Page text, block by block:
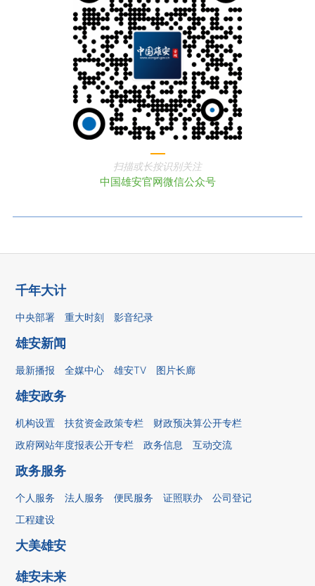
扫描或长按识别关注
中国雄安官网微信公众号
千年大计
中央部署 重大时刻 影音纪录
雄安新闻
最新播报 全媒中心 雄安TV 图片长廊
雄安政务
机构设置 扶贫资金政策专栏
财政预决算公开专栏
政府网站年度报表公开专栏
政务信息 互动交流
政务服务
个人服务 法人服务 便民服务 证照联办
公司登记
工程建设
大美雄安
雄安未来